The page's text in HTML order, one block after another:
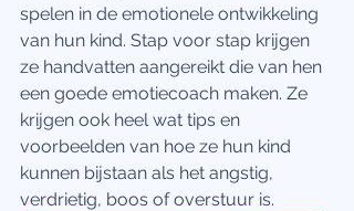
spelen in de emotionele ontwikkeling
van hun kind. Stap voor stap krijgen
ze handvatten aangereikt die van hen
een goede emotiecoach maken. Ze
krijgen ook heel wat tips en
voorbeelden van hoe ze hun kind
kunnen bijstaan als het angstig,
verdrietig, boos of overstuur is.